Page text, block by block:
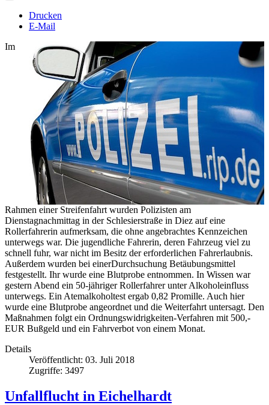
Drucken
E-Mail
Im
Rahmen einer Streifenfahrt wurden Polizisten am
Dienstagnachmittag in der Schlesierstraße in Diez auf eine
Rollerfahrerin aufmerksam, die ohne angebrachtes Kennzeichen
unterwegs war. Die jugendliche Fahrerin, deren Fahrzeug viel zu
schnell fuhr, war nicht im Besitz der erforderlichen Fahrerlaubnis.
Außerdem wurden bei einerDurchsuchung Betäubungsmittel
festgestellt. Ihr wurde eine Blutprobe entnommen. In Wissen war
gestern Abend ein 50-jähriger Rollerfahrer unter Alkoholeinfluss
unterwegs. Ein Atemalkoholtest ergab 0,82 Promille. Auch hier
wurde eine Blutprobe angeordnet und die Weiterfahrt untersagt. Den
Maßnahmen folgt ein Ordnungswidrigkeiten-Verfahren mit 500,-
EUR Bußgeld und ein Fahrverbot von einem Monat.
Details
Veröffentlicht: 03. Juli 2018
Zugriffe: 3497
Unfallflucht in Eichelhardt